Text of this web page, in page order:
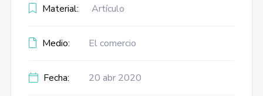
Material: Artículo
Medio: El comercio
Fecha: 20 abr 2020